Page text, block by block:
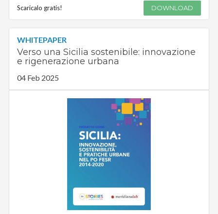
Scaricalo gratis! DOWNLOAD
WHITEPAPER
Verso una Sicilia sostenibile: innovazione
e rigenerazione urbana
04 Feb 2025